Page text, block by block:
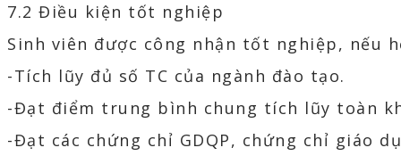
7.2 Điều kiện tốt nghiệp
Sinh viên được công nhận tốt nghiệp, nếu
-Tích lũy đủ số TC của ngành đào tạo.
-Đạt điểm trung bình chung tích lũy toàn
-Đạt các chứng chỉ GDQP, chứng chỉ giáo